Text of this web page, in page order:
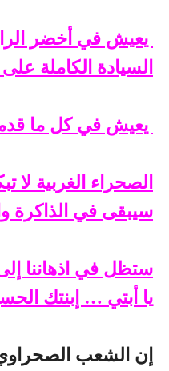
يعيش في أخضر
السيادة الكاملة
يعيش في كل ما
الصحراء الغربية
سيبقى في الذاكرة
ستظل في اذهاننا إلى
يا أبتي … إبنتك
إن الشعب